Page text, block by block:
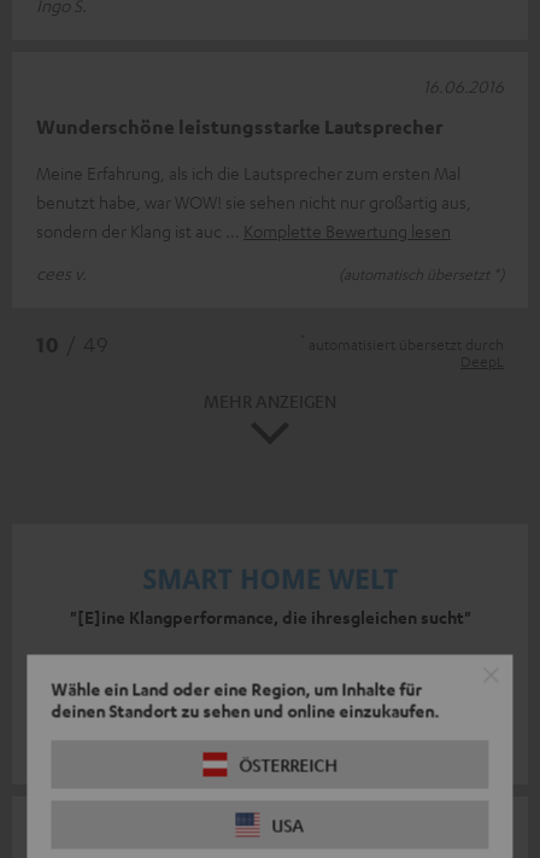
Wähle ein Land oder eine Region, um Inhalte für
deinen Standort zu sehen und online einzukaufen.
ÖSTERREICH
USA
Ingo S.
Wunderschöne leistungsstarke Lautsprecher
Meine Erfahrung, als ich die Lautsprecher zum ersten Mal
benutzt habe, war WOW! sie sehen nicht nur großartig aus,
sondern der Klang ist auc
Komplette Bewertung lesen
cees v.
(automatisch übersetzt *)
16.06.2016
"[E]ine Klangperformance, die ihresgleichen sucht"
16.10.2015